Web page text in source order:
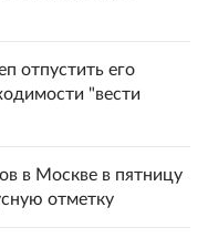
отпустить его
"вести
в Москве в пятницу
отметку